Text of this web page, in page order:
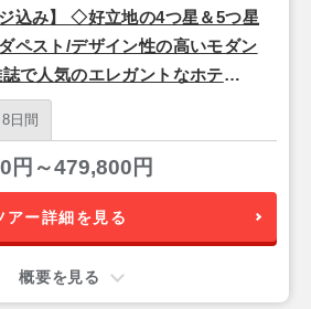
ジ込み】 ◇好立地の4つ星＆5つ星
スト/デザイン性の高いモダン
で人気のエレガントなホテ
りも出発
8日間
円～479,800円
アー詳細を見る
概要を見る